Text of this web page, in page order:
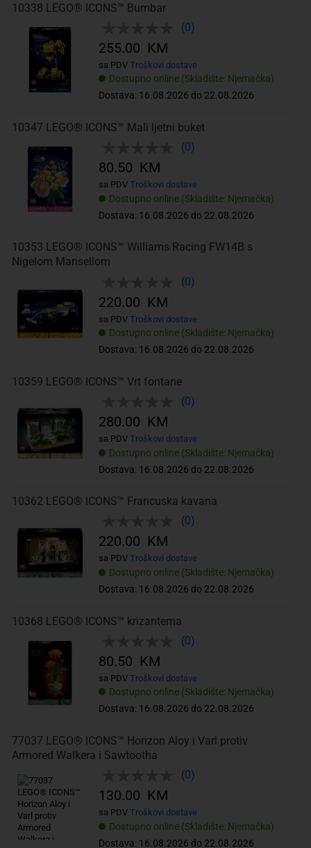
10338 LEGO® ICONS™ Bumbar
(0)
Dostupno online (Skladište: Njemačka)
Dostava: 16.08.2026 do 22.08.2026
255.00 KM
sa PDV Troškovi dostave
10347 LEGO® ICONS™ Mali ljetni buket
(0)
Dostupno online (Skladište: Njemačka)
Dostava: 16.08.2026 do 22.08.2026
80.50 KM
sa PDV Troškovi dostave
10353 LEGO® ICONS™ Williams Racing FW14B s
Nigelom Mansellom
(0)
Dostupno online (Skladište: Njemačka)
Dostava: 16.08.2026 do 22.08.2026
220.00 KM
sa PDV Troškovi dostave
10359 LEGO® ICONS™ Vrt fontane
(0)
Dostupno online (Skladište: Njemačka)
Dostava: 16.08.2026 do 22.08.2026
280.00 KM
sa PDV Troškovi dostave
10362 LEGO® ICONS™ Francuska kavana
(0)
Dostupno online (Skladište: Njemačka)
Dostava: 16.08.2026 do 22.08.2026
220.00 KM
sa PDV Troškovi dostave
10368 LEGO® ICONS™ krizantema
(0)
Dostupno online (Skladište: Njemačka)
Dostava: 16.08.2026 do 22.08.2026
80.50 KM
sa PDV Troškovi dostave
77037 LEGO® ICONS™ Horizon Aloy i Varl protiv
Armored Walkera i Sawtootha
(0)
Dostupno online (Skladište: Njemačka)
Dostava: 16.08.2026 do 22.08.2026
130.00 KM
sa PDV Troškovi dostave